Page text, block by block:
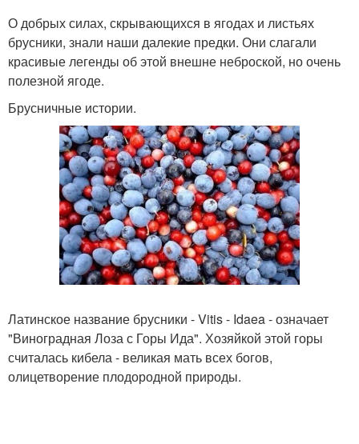
О добрых силах, скрывающихся в ягодах и листьях
брусники, знали наши далекие предки. Они слагали
красивые легенды об этой внешне неброской, но очень
полезной ягоде.
Брусничные истории.
Латинское название брусники - Vitis - Idaea - означает
"Виноградная Лоза с Горы Ида". Хозяйкой этой горы
считалась кибела - великая мать всех богов,
олицетворение плодородной природы.